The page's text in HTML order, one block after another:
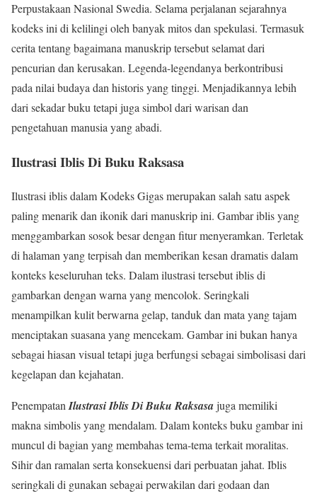
Perpustakaan Nasional Swedia. Selama perjalanan sejarahnya
kodeks ini di kelilingi oleh banyak mitos dan spekulasi. Termasuk
cerita tentang bagaimana manuskrip tersebut selamat dari
pencurian dan kerusakan. Legenda-legendanya berkontribusi
pada nilai budaya dan historis yang tinggi. Menjadikannya lebih
dari sekadar buku tetapi juga simbol dari warisan dan
pengetahuan manusia yang abadi.
Ilustrasi Iblis Di Buku Raksasa
Ilustrasi iblis dalam Kodeks Gigas merupakan salah satu aspek
paling menarik dan ikonik dari manuskrip ini. Gambar iblis yang
menggambarkan sosok besar dengan fitur menyeramkan. Terletak
di halaman yang terpisah dan memberikan kesan dramatis dalam
konteks keseluruhan teks. Dalam ilustrasi tersebut iblis di
gambarkan dengan warna yang mencolok. Seringkali
menampilkan kulit berwarna gelap, tanduk dan mata yang tajam
menciptakan suasana yang mencekam. Gambar ini bukan hanya
sebagai hiasan visual tetapi juga berfungsi sebagai simbolisasi dari
kegelapan dan kejahatan.
PenempatanIlustrasi Iblis Di Buku Raksasajuga memiliki
makna simbolis yang mendalam. Dalam konteks buku gambar ini
muncul di bagian yang membahas tema-tema terkait moralitas.
Sihir dan ramalan serta konsekuensi dari perbuatan jahat. Iblis
seringkali di gunakan sebagai perwakilan dari godaan dan